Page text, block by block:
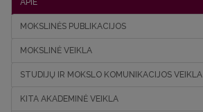
APIE
MOKSLINĖS PUBLIKACIJOS
MOKSLINĖ VEIKLA
STUDIJŲ IR MOKSLO KOMUNIKACIJOS VEIKLA
KITA AKADEMINĖ VEIKLA